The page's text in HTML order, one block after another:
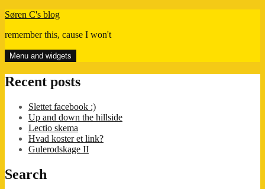
Skip
content
Søren C's blog
remember this, cause I won't
Menu and widgets
Recent posts
Slettet facebook :)
Up and down the hillside
Lectio skema
Hvad koster et link?
Gulerodskage II
Search